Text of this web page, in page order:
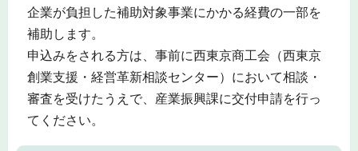
企業が負担した補助対象事業にかかる経費の一部を
補助します。
申込みをされる方は、事前に西東京商工会（西東京
創業支援・経営革新相談センター）において相談・
審査を受けたうえで、産業振興課に交付申請を行っ
てください。